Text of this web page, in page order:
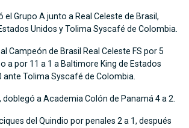
el Grupo A junto a Real Celeste de Brasil,
Unidos y Tolima Syscafé de Colombia.
Campeón de Brasil Real Celeste FS por 5
a por 11 a 1 a Baltimore King de Estados
ante Tolima Syscafé de Colombia.
doblegó a Academia Colón de Panamá 4 a 2.
del Quindio por penales 2 a 1, después